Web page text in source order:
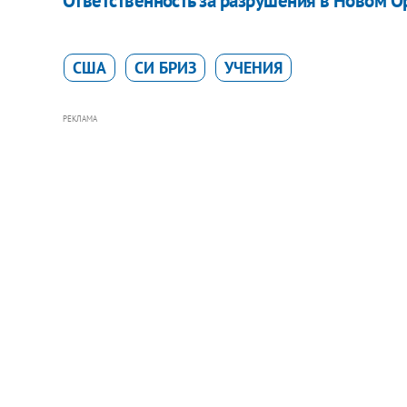
США СИ БРИЗ УЧЕНИЯ
РЕКЛАМА